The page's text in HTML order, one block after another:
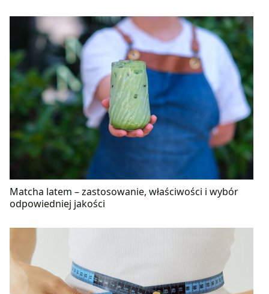
Matcha latem – zastosowanie, właściwości i wybór
odpowiedniej jakości